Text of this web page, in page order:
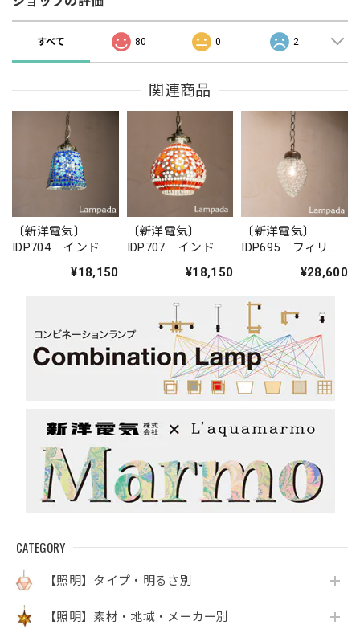
CATEGORY
【照明】タイプ・明るさ別
【照明】素材・地域・メーカー別
すべて 80 0 2
関連商品
〔新洋電気〕
IDP704 インド・
ペンダントライト
¥18,150
〔新洋電気〕
IDP707 インド・
ペンダントライト
¥18,150
〔新洋電気〕
IDP695 フィリピ
ントライト¥28,600